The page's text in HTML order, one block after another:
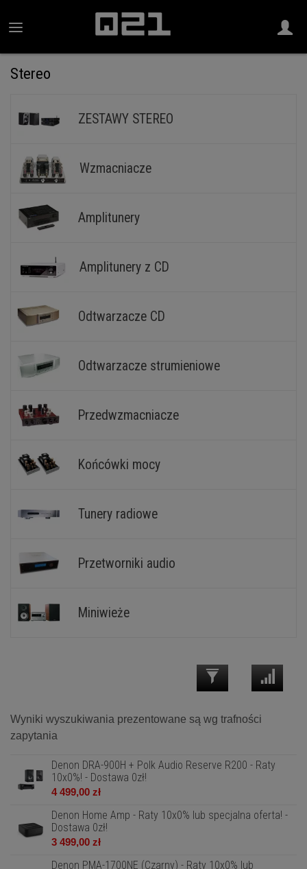
Stereo
ZESTAWY STEREO
Wzmacniacze
Amplitunery
Amplitunery z CD
Odtwarzacze CD
Odtwarzacze strumieniowe
Przedwzmacniacze
Końcówki mocy
Tunery radiowe
Przetworniki audio
Miniwieże
Wyniki wyszukiwania prezentowane są wg trafności
zapytania
Denon DRA-900H + Polk Audio Reserve R200 - Raty
10x0%! - Dostawa 0zł!
4 499,00 zł
Denon Home Amp - Raty 10x0% lub specjalna oferta! -
Dostawa 0zł!
3 499,00 zł
Denon PMA-1700NE (Czarny) - Raty 10x0% lub